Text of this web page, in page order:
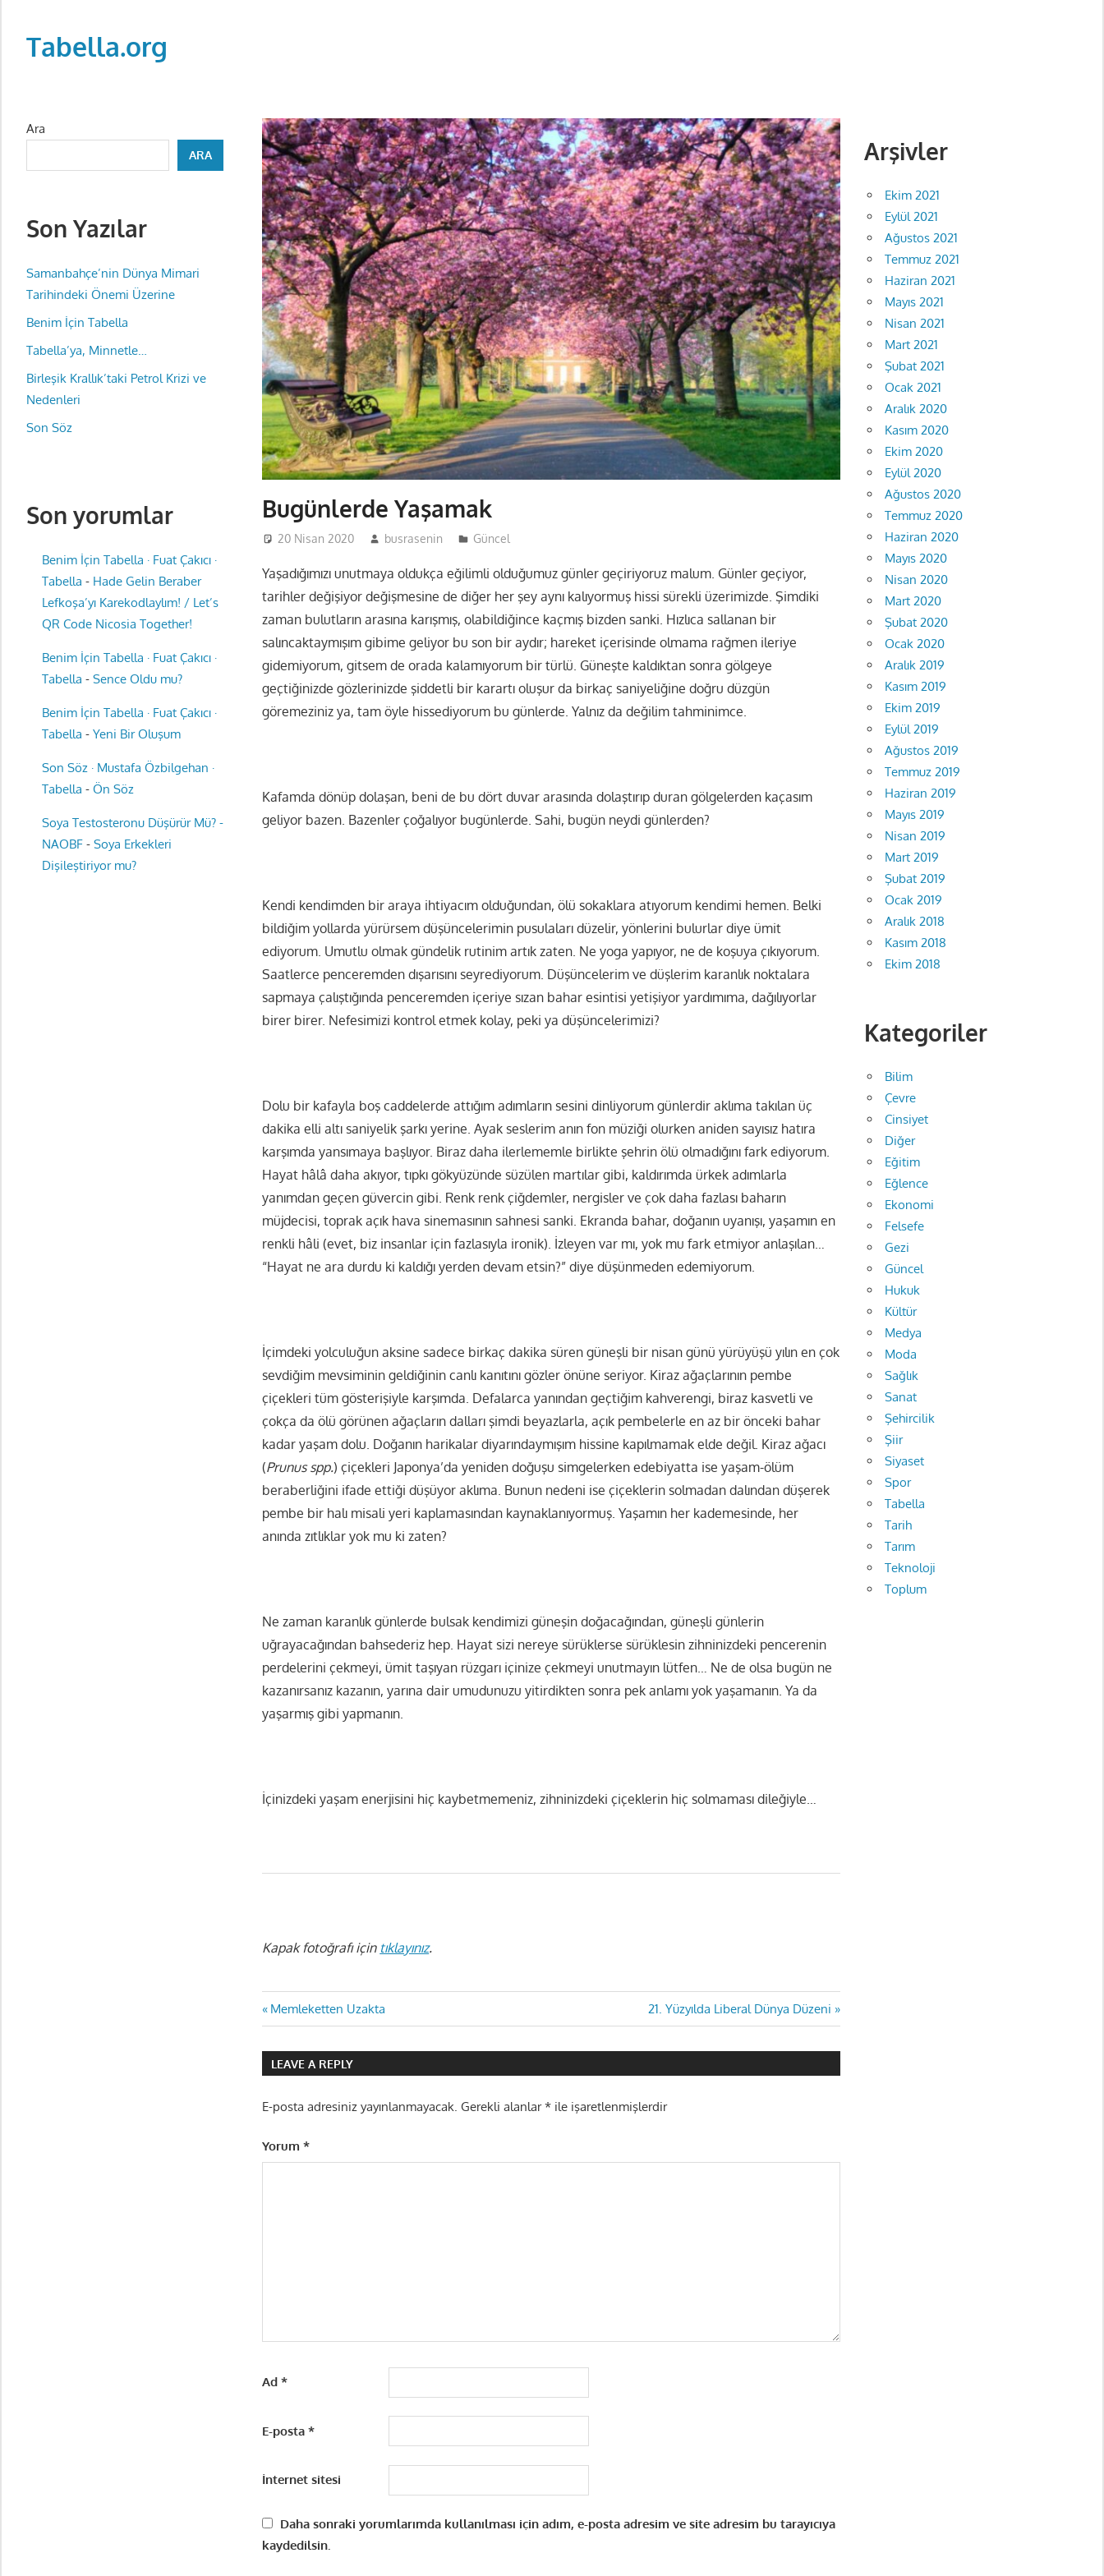
contentTabella.org
Bugünlerde Yaşamak
20 Nisan 2020 busrasenin Güncel
Yaşadığımızı unutmaya oldukça eğilimli olduğumuz günler geçiriyoruz malum. Günler geçiyor,
tarihler değişiyor değişmesine de diğer her şey aynı kalıyormuş hissi sürekli üzerimizde. Şimdiki
zaman bulutların arasına karışmış, olabildiğince kaçmış bizden sanki. Hızlıca sallanan bir
salıncaktaymışım gibime geliyor bu son bir aydır; hareket içerisinde olmama rağmen ileriye
gidemiyorum, gitsem de orada kalamıyorum bir türlü. Güneşte kaldıktan sonra gölgeye
geçtiğinizde gözlerinizde şiddetli bir karartı oluşur da birkaç saniyeliğine doğru düzgün
göremeziniz ya, tam öyle hissediyorum bu günlerde. Yalnız da değilim tahminimce.
Kafamda dönüp dolaşan, beni de bu dört duvar arasında dolaştırıp duran gölgelerden kaçasım
geliyor bazen. Bazenler çoğalıyor bugünlerde. Sahi, bugün neydi günlerden?
Kendi kendimden bir araya ihtiyacım olduğundan, ölü sokaklara atıyorum kendimi hemen. Belki
bildiğim yollarda yürürsem düşüncelerimin pusulaları düzelir, yönlerini bulurlar diye ümit
ediyorum. Umutlu olmak gündelik rutinim artık zaten. Ne yoga yapıyor, ne de koşuya çıkıyorum.
Saatlerce penceremden dışarısını seyrediyorum. Düşüncelerim ve düşlerim karanlık noktalara
sapmaya çalıştığında penceremden içeriye sızan bahar esintisi yetişiyor yardımıma, dağılıyorlar
birer birer. Nefesimizi kontrol etmek kolay, peki ya düşüncelerimizi?
Dolu bir kafayla boş caddelerde attığım adımların sesini dinliyorum günlerdir aklıma takılan üç
dakika elli altı saniyelik şarkı yerine. Ayak seslerim anın fon müziği olurken aniden sayısız hatıra
karşımda yansımaya başlıyor. Biraz daha ilerlememle birlikte şehrin ölü olmadığını fark ediyorum.
Hayat hâlâ daha akıyor, tıpkı gökyüzünde süzülen martılar gibi, kaldırımda ürkek adımlarla
yanımdan geçen güvercin gibi. Renk renk çiğdemler, nergisler ve çok daha fazlası baharın
müjdecisi, toprak açık hava sinemasının sahnesi sanki. Ekranda bahar, doğanın uyanışı, yaşamın en
renkli hâli (evet, biz insanlar için fazlasıyla ironik). İzleyen var mı, yok mu fark etmiyor anlaşılan…
“Hayat ne ara durdu ki kaldığı yerden devam etsin?” diye düşünmeden edemiyorum.
İçimdeki yolculuğun aksine sadece birkaç dakika süren güneşli bir nisan günü yürüyüşü yılın en çok
sevdiğim mevsiminin geldiğinin canlı kanıtını gözler önüne seriyor. Kiraz ağaçlarının pembe
çiçekleri tüm gösterişiyle karşımda. Defalarca yanından geçtiğim kahverengi, biraz kasvetli ve
çokça da ölü görünen ağaçların dalları şimdi beyazlarla, açık pembelerle en az bir önceki bahar
kadar yaşam dolu. Doğanın harikalar diyarındaymışım hissine kapılmamak elde değil. Kiraz ağacı
(Prunus spp.) çiçekleri Japonya’da yeniden doğuşu simgelerken edebiyatta ise yaşam-ölüm
beraberliğini ifade ettiği düşüyor aklıma. Bunun nedeni ise çiçeklerin solmadan dalından düşerek
pembe bir halı misali yeri kaplamasından kaynaklanıyormuş. Yaşamın her kademesinde, her
anında zıtlıklar yok mu ki zaten?
Ne zaman karanlık günlerde bulsak kendimizi güneşin doğacağından, güneşli günlerin
uğrayacağından bahsederiz hep. Hayat sizi nereye sürüklerse sürüklesin zihninizdeki pencerenin
perdelerini çekmeyi, ümit taşıyan rüzgarı içinize çekmeyi unutmayın lütfen… Ne de olsa bugün ne
kazanırsanız kazanın, yarına dair umudunuzu yitirdikten sonra pek anlamı yok yaşamanın. Ya da
yaşarmış gibi yapmanın.
İçinizdeki yaşam enerjisini hiç kaybetmemeniz, zihninizdeki çiçeklerin hiç solmaması dileğiyle…
Kapak fotoğrafı için tıklayınız.
Yazı
gezinmesi
Previous
Post:
Memleketten Uzakta
Next
Post:
21. Yüzyılda Liberal Dünya Düzeni
LEAVE A REPLY
E-posta adresiniz yayınlanmayacak. Gerekli alanlar* ile işaretlenmişlerdir
Yorum*
Ad*
E-posta*
İnternet sitesi
Daha sonraki yorumlarımda kullanılması için adım, e-posta adresim ve site adresim bu tarayıcıya
kaydedilsin.
Ara
ARA
Son Yazılar
Samanbahçe’nin Dünya Mimari
Tarihindeki Önemi Üzerine
Benim İçin Tabella
Tabella’ya, Minnetle…
Birleşik Krallık’taki Petrol Krizi ve
Nedenleri
Son Söz
Son yorumlar
Benim İçin Tabella · Fuat Çakıcı ·
Tabella - Hade Gelin Beraber
Lefkoşa’yı Karekodlaylım! / Let’s
QR Code Nicosia Together!
Benim İçin Tabella · Fuat Çakıcı ·
Tabella - Sence Oldu mu?
Benim İçin Tabella · Fuat Çakıcı ·
Tabella - Yeni Bir Oluşum
Son Söz · Mustafa Özbilgehan ·
Tabella - Ön Söz
Soya Testosteronu Düşürür Mü? -
NAOBF- Soya Erkekleri
Dişileştiriyor mu?
Arşivler
Ekim 2021
Eylül 2021
Ağustos 2021
Temmuz 2021
Haziran 2021
Mayıs 2021
Nisan 2021
Mart 2021
Şubat 2021
Ocak 2021
Aralık 2020
Kasım 2020
Ekim 2020
Eylül 2020
Ağustos 2020
Temmuz 2020
Haziran 2020
Mayıs 2020
Nisan 2020
Mart 2020
Şubat 2020
Ocak 2020
Aralık 2019
Kasım 2019
Ekim 2019
Eylül 2019
Ağustos 2019
Temmuz 2019
Haziran 2019
Mayıs 2019
Nisan 2019
Mart 2019
Şubat 2019
Ocak 2019
Aralık 2018
Kasım 2018
Ekim 2018
Kategoriler
Bilim
Çevre
Cinsiyet
Diğer
Eğitim
Eğlence
Ekonomi
Felsefe
Gezi
Güncel
Hukuk
Kültür
Medya
Moda
Sağlık
Sanat
Şehircilik
Şiir
Siyaset
Spor
Tabella
Tarih
Tarım
Teknoloji
Toplum